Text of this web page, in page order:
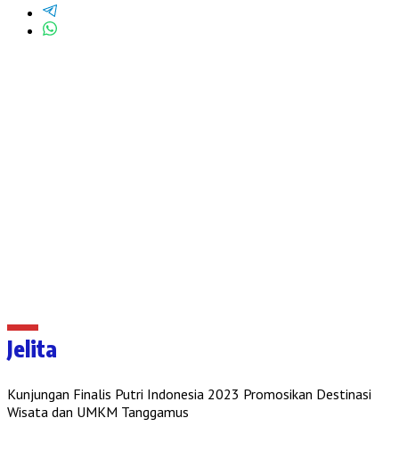
Jelita
Kunjungan Finalis Putri Indonesia 2023 Promosikan Destinasi
Wisata dan UMKM Tanggamus